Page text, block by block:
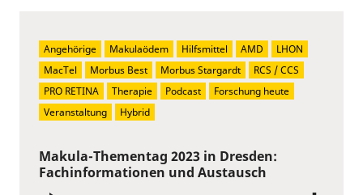
Makula-Thementag 2023 in Dresden:
Fachinformationen und Austausch
Angehörige Makulaödem Hilfsmittel AMD
LHON
MacTel
Morbus Best Morbus Stargardt
RCS / CCS
PRO RETINA
Therapie Podcast
Forschung heute
Veranstaltung
Hybrid